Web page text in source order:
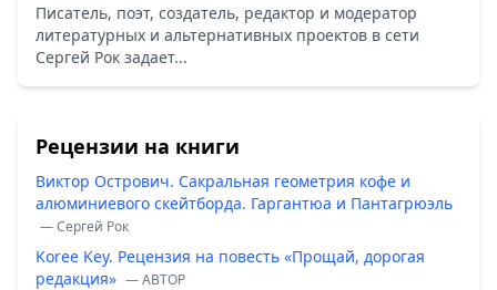
Писатель, поэт, создатель, редактор и модератор
литературных и альтернативных проектов в сети
Сергей Рок задает...
Рецензии на книги
Виктор Острович. Сакральная геометрия кофе и
алюминиевого скейтборда. Гаргантюа и Пантагрюэль
— Сергей Рок
Koree Key. Рецензия на повесть «Прощай, дорогая
редакция» — ABTOP